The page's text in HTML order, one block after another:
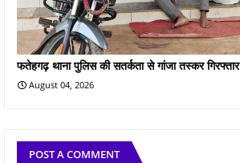
फतेहगढ़ थाना पुलिस की सतर्कता से गांजा तस्कर गिरफ्तार
August 04, 2026
POST A COMMENT